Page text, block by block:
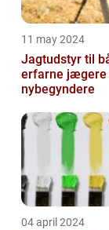
11 may 2024
Jagtudstyr til
erfarne jægere
nybegyndere
04 april 2024